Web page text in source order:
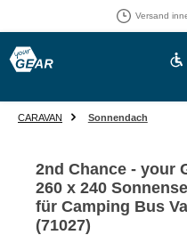
Versand
CARAVAN Sonnendach
2nd Chance - your
260 x 240
für Camping Bus
(71027)